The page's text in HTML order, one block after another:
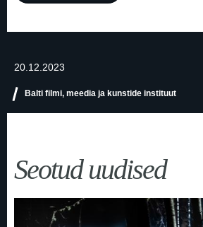
20.12.2023
Balti filmi, meedia ja kunstide instituut
Seotud uudised